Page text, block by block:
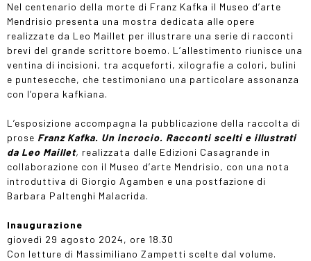
Nel centenario della morte di Franz Kafka il Museo d’arte
Mendrisio presenta una mostra dedicata alle opere
realizzate da Leo Maillet per illustrare una serie di racconti
brevi del grande scrittore boemo. L’allestimento riunisce una
ventina di incisioni, tra acqueforti, xilografie a colori, bulini
e puntesecche, che testimoniano una particolare assonanza
con l’opera kafkiana.
L’esposizione accompagna la pubblicazione della raccolta di
prose Franz Kafka. Un incrocio. Racconti scelti e illustrati
da Leo Maillet, realizzata dalle Edizioni Casagrande in
collaborazione con il Museo d’arte Mendrisio, con una nota
introduttiva di Giorgio Agamben e una postfazione di
Barbara Paltenghi Malacrida.
Inaugurazione
giovedì 29 agosto 2024, ore 18.30
Con letture di Massimiliano Zampetti scelte dal volume.